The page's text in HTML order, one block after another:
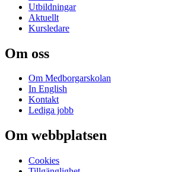
Utbildningar
Aktuellt
Kursledare
Om oss
Om Medborgarskolan
In English
Kontakt
Lediga jobb
Om webbplatsen
Cookies